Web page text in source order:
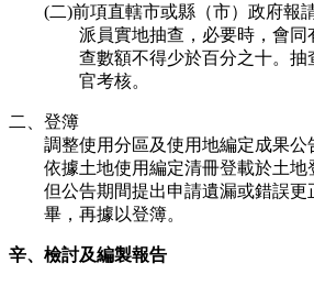
(二)前項直轄市或縣（市）政府報
派員實地抽查，必要時，會同
查數額不得少於百分之十。
官考核。
二、登簿
調整使用分區及使用地編定成果
依據土地使用編定清冊登載於土地
但公告期間提出申請遺漏或錯誤
畢，再據以登簿。
辛、檢討及編製報告